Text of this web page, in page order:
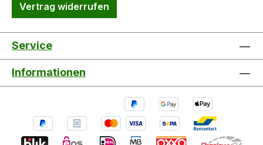
Vertrag widerrufen
Service
Informationen